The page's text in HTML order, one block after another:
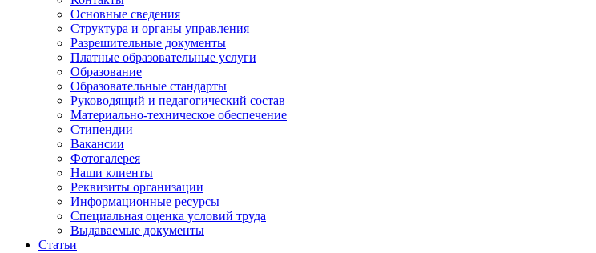
Основные сведения
Структура и органы управления
Разрешительные документы
Платные образовательные услуги
Образование
Образовательные стандарты
Руководящий и педагогический состав
Материально-техническое обеспечение
Стипендии
Вакансии
Фотогалерея
Наши клиенты
Реквизиты организации
Информационные ресурсы
Специальная оценка условий труда
Выдаваемые документы
Статьи